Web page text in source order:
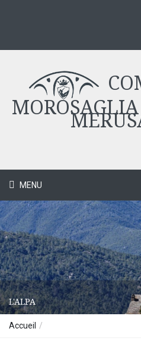
MENU
L'ALPA
Accueil